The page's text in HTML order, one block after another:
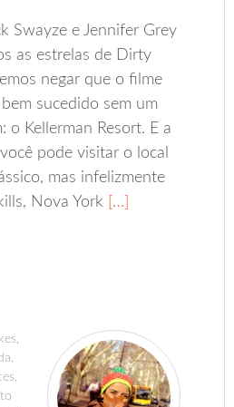
Swayze e Jennifer Grey
as estrelas de Dirty
negar que o filme
sucedido sem um
o Kellerman Resort. E a
pode visitar o local
mas infelizmente
Nova York […]